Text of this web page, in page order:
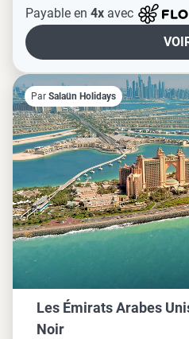
Payable en 4x avec
Par Salaün Holidays
Les Émirats Arabes
Noir